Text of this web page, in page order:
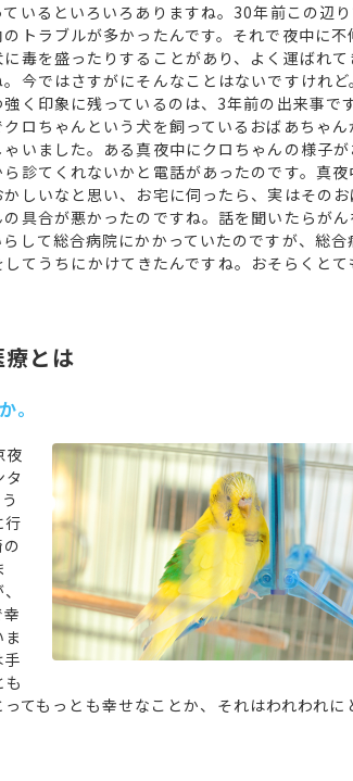
いるといろいろありますね。30年前この辺
のトラブルが多かったんです。それで夜中に不
に毒を盛ったりすることがあり、よく運ばれて
。今ではさすがにそんなことはないですけれど
く印象に残っているのは、3年前の出来事です
クロちゃんという犬を飼っているおばあちゃん
ゃいました。ある真夜中にクロちゃんの様子が
診てくれないかと電話があったのです。真夜
かしいなと思い、お宅に伺ったら、実はそのお
の具合が悪かったのですね。話を聞いたらがん
らして総合病院にかかっていたのですが、総合
てうちにかけてきたんですね。おそらくとて
とは
。
夜
行
てもっとも幸せなことか、それはわれわれに